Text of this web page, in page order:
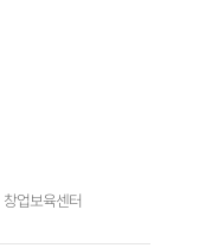
창업보육센터